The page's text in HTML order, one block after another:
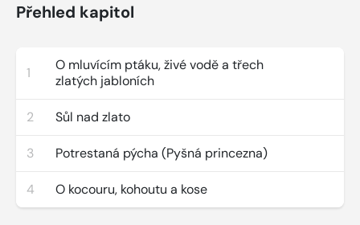
Přehled kapitol
1
O mluvícím ptáku, živé vodě a třech
zlatých jabloních
2 Sůl nad zlato
3 Potrestaná pýcha (Pyšná princezna)
4 O kocouru, kohoutu a kose